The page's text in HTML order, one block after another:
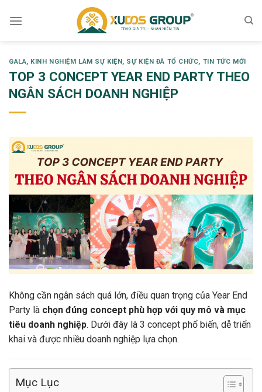
GALA, KINH NGHIỆM LÀM SỰ KIỆN, SỰ KIỆN ĐÃ TỔ CHỨC, TIN TỨC MỚI
TOP 3 CONCEPT YEAR END PARTY THEO
NGÂN SÁCH DOANH NGHIỆP
Không cần ngân sách quá lớn, điều quan trọng của Year End
Party là chọn đúng concept phù hợp với quy mô và mục
tiêu doanh nghiệp. Dưới đây là 3 concept phổ biến, dễ triển
khai và được nhiều doanh nghiệp lựa chọn.
Mục Lục